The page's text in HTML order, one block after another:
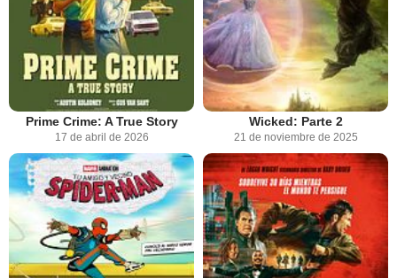
Prime Crime: A True Story
17 de abril de 2026
Wicked: Parte 2
21 de noviembre de 2025